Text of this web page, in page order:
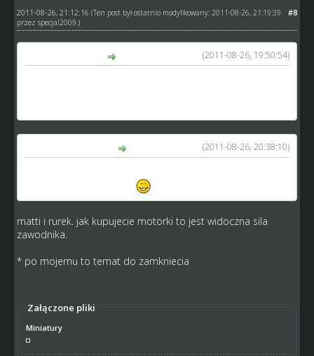
#8
2011-08-26, 21:12:16 (Ten post był ostatnio modyfikowany: 2011-08-26, 21:19:39
przez specjal2009.)
(2011-08-26, 19:50:54)
(2011-08-26, 20:38:10)
matti i rurek. jak kupujecie motorki to jest widoczna sila
zawodnika.
* po mojemu to temat do zamkniecia
Załączone pliki
Miniatury